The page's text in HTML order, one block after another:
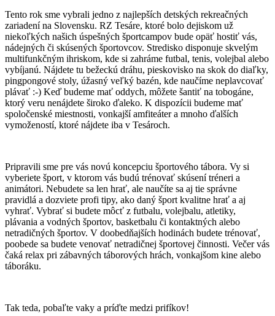
Tento rok sme vybrali jedno z najlepších detských rekreačných
zariadení na Slovensku. RZ Tesáre, ktoré bolo dejiskom už
niekoľkých našich úspešných športcampov bude opäť hostiť vás,
nádejných či skúsených športovcov. Stredisko disponuje skvelým
multifunkčným ihriskom, kde si zahráme futbal, tenis, volejbal alebo
vybíjanú. Nájdete tu bežeckú dráhu, pieskovisko na skok do diaľky,
pingpongové stoly, úžasný veľký bazén, kde naučíme neplavcovať
plávať :-) Keď budeme mať oddych, môžete šantiť na tobogáne,
ktorý veru nenájdete široko ďaleko. K dispozícii budeme mať
spoločenské miestnosti, vonkajší amfiteáter a mnoho ďalších
vymožeností, ktoré nájdete iba v Tesároch.
Pripravili sme pre vás novú koncepciu športového tábora. Vy si
vyberiete šport, v ktorom vás budú trénovať skúsení tréneri a
animátori. Nebudete sa len hrať, ale naučíte sa aj tie správne
pravidlá a dozviete profi tipy, ako daný šport kvalitne hrať a aj
vyhrať. Vybrať si budete môcť z futbalu, volejbalu, atletiky,
plávania a vodných športov, basketbalu či kontaktných alebo
netradičných športov. V doobedňajších hodinách budete trénovať,
poobede sa budete venovať netradičnej športovej činnosti. Večer vás
čaká relax pri zábavných táborových hrách, vonkajšom kine alebo
táboráku.
Tak teda, pobaľte vaky a príďte medzi prifíkov!